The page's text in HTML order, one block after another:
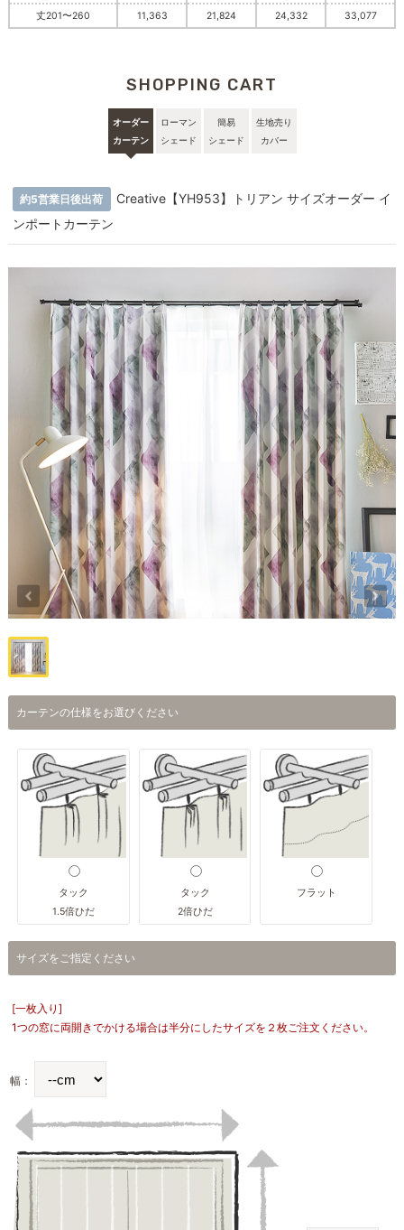
丈201〜260 11,363 21,824 24,332 33,077
SHOPPING CART
オーダー
カーテン
ローマン
シェード
簡易
シェード
生地売り
カバー
約5営業日後出荷
Creative【YH953】トリアン サイズオーダー イ
ンポートカーテン
カーテンの仕様をお選びください
タック
1.5倍ひだ
タック
2倍ひだ
フラット
サイズをご指定ください
[一枚入り]
1つの窓に両開きでかける場合は半分にしたサイズを２枚ご注文ください。
幅：